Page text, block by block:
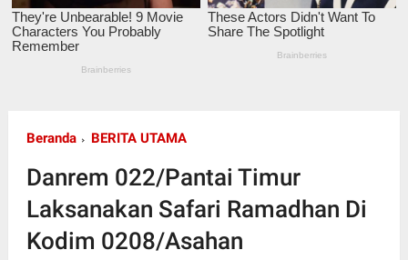
Beranda BERITA UTAMA
Danrem 022/Pantai Timur
Laksanakan Safari Ramadhan Di
Kodim 0208/Asahan